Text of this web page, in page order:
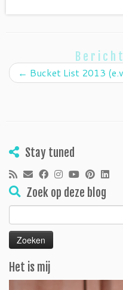
← Bucket List 2013
Stay tuned
Zoek op deze blog
Zoeken
naar:
Het is mij